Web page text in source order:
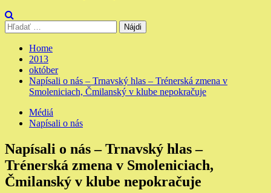
Hľadať:
Home
2013
október
Napísali o nás – Trnavský hlas – Trénerská zmena v
Smoleniciach, Čmilanský v klube nepokračuje
Médiá
Napísali o nás
Napísali o nás – Trnavský hlas –
Trénerská zmena v Smoleniciach,
Čmilanský v klube nepokračuje